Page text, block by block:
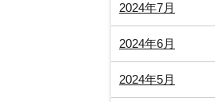
2024年7月
2024年6月
2024年5月